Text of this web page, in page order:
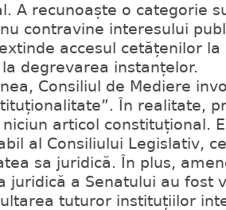
A recunoaște o categorie
contravine interesului
accesul cetățenilor
degrevarea instanțelor.
Consiliul de Mediere
În realitate,
niciun articol constituțional.
al Consiliului Legislativ,
sa juridică. În plus,
juridică a Senatului au fost
tuturor instituțiilor